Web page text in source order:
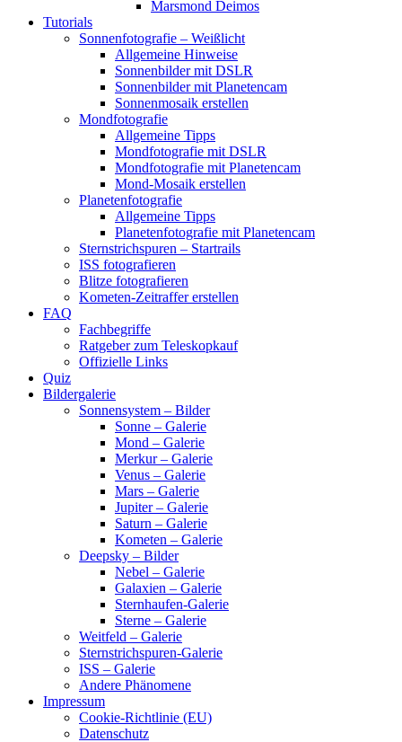
Marsmond Deimos
Tutorials
Sonnenfotografie – Weißlicht
Allgemeine Hinweise
Sonnenbilder mit DSLR
Sonnenbilder mit Planetencam
Sonnenmosaik erstellen
Mondfotografie
Allgemeine Tipps
Mondfotografie mit DSLR
Mondfotografie mit Planetencam
Mond-Mosaik erstellen
Planetenfotografie
Allgemeine Tipps
Planetenfotografie mit Planetencam
Sternstrichspuren – Startrails
ISS fotografieren
Blitze fotografieren
Kometen-Zeitraffer erstellen
FAQ
Fachbegriffe
Ratgeber zum Teleskopkauf
Offizielle Links
Quiz
Bildergalerie
Sonnensystem – Bilder
Sonne – Galerie
Mond – Galerie
Merkur – Galerie
Venus – Galerie
Mars – Galerie
Jupiter – Galerie
Saturn – Galerie
Kometen – Galerie
Deepsky – Bilder
Nebel – Galerie
Galaxien – Galerie
Sternhaufen-Galerie
Sterne – Galerie
Weitfeld – Galerie
Sternstrichspuren-Galerie
ISS – Galerie
Andere Phänomene
Impressum
Cookie-Richtlinie (EU)
Datenschutz